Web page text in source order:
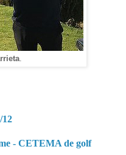
.
12
- CETEMA de golf